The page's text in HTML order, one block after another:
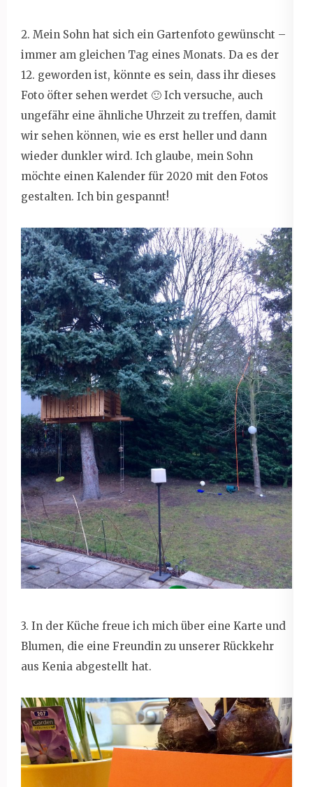
2. Mein Sohn hat sich ein Gartenfoto gewünscht –
immer am gleichen Tag eines Monats. Da es der
12. geworden ist, könnte es sein, dass ihr dieses
Foto öfter sehen werdet 🙂 Ich versuche, auch
ungefähr eine ähnliche Uhrzeit zu treffen, damit
wir sehen können, wie es erst heller und dann
wieder dunkler wird. Ich glaube, mein Sohn
möchte einen Kalender für 2020 mit den Fotos
gestalten. Ich bin gespannt!
3. In der Küche freue ich mich über eine Karte und
Blumen, die eine Freundin zu unserer Rückkehr
aus Kenia abgestellt hat.